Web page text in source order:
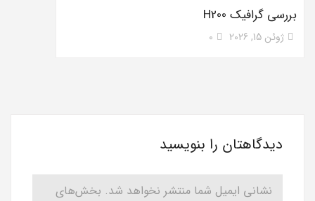
بررسی گرافیک H200
ژوئن 15, 2026 0
دیدگاهتان را بنویسید
نشانی ایمیل شما منتشر نخواهد شد. بخش‌های